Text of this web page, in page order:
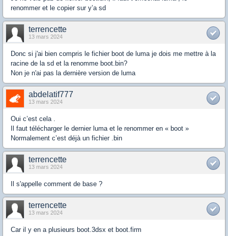
renommer et le copier sur y’a sd
terrencette
13 mars 2024
Donc si j'ai bien compris le fichier boot de luma je dois me mettre à la
racine de la sd et la renomme boot.bin?
Non je n'ai pas la dernière version de luma
abdelatif777
13 mars 2024
Oui c’est cela .
Il faut télécharger le dernier luma et le renommer en « boot »
Normalement c’est déjà un fichier .bin
terrencette
13 mars 2024
Il s'appelle comment de base ?
terrencette
13 mars 2024
Car il y en a plusieurs boot.3dsx et boot.firm